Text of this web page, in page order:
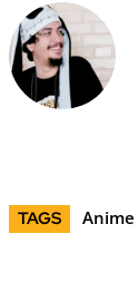
TAGS Anime